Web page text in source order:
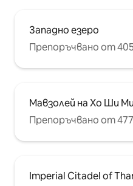
Западно езеро
Препоръчвано от
Мавзолей на Хо Ши
Препоръчвано от
Imperial Citadel of